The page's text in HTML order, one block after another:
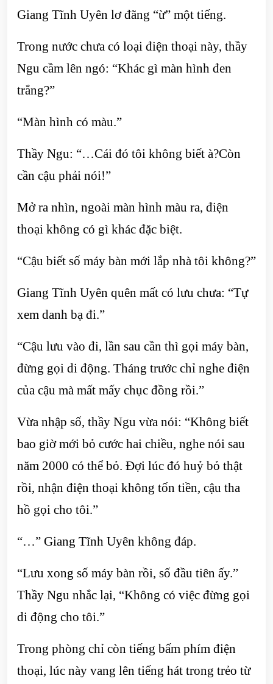
Giang Tĩnh Uyên lơ đãng “ừ” một tiếng.
Trong nước chưa có loại điện thoại này, thầy
Ngu cầm lên ngó: “Khác gì màn hình đen
trắng?”
“Màn hình có màu.”
Thầy Ngu: “…Cái đó tôi không biết à?Còn
cần cậu phải nói!”
Mở ra nhìn, ngoài màn hình màu ra, điện
thoại không có gì khác đặc biệt.
“Cậu biết số máy bàn mới lắp nhà tôi không?”
Giang Tĩnh Uyên quên mất có lưu chưa: “Tự
xem danh bạ đi.”
“Cậu lưu vào đi, lần sau cần thì gọi máy bàn,
đừng gọi di động. Tháng trước chỉ nghe điện
của cậu mà mất mấy chục đồng rồi.”
Vừa nhập số, thầy Ngu vừa nói: “Không biết
bao giờ mới bỏ cước hai chiều, nghe nói sau
năm 2000 có thể bỏ. Đợi lúc đó huỷ bỏ thật
rồi, nhận điện thoại không tốn tiền, cậu tha
hồ gọi cho tôi.”
“…” Giang Tĩnh Uyên không đáp.
“Lưu xong số máy bàn rồi, số đầu tiên ấy.”
Thầy Ngu nhắc lại, “Không có việc đừng gọi
di động cho tôi.”
Trong phòng chỉ còn tiếng bấm phím điện
thoại, lúc này vang lên tiếng hát trong trẻo từ